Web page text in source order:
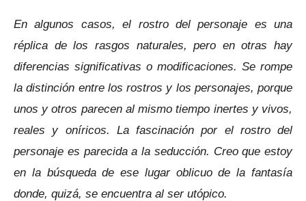
En algunos casos, el rostro del personaje es una
réplica de los rasgos naturales, pero en otras hay
diferencias significativas o modificaciones. Se rompe
la distinción entre los rostros y los personajes, porque
unos y otros parecen al mismo tiempo inertes y vivos,
reales y oníricos. La fascinación por el rostro del
personaje es parecida a la seducción. Creo que estoy
en la búsqueda de ese lugar oblicuo de la fantasía
donde, quizá, se encuentra al ser utópico.